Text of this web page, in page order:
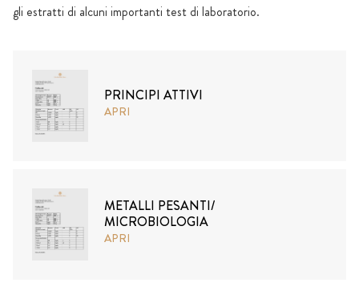
gli estratti di alcuni importanti test di laboratorio.
PRINCIPI ATTIVI
APRI
METALLI PESANTI/
MICROBIOLOGIA
APRI